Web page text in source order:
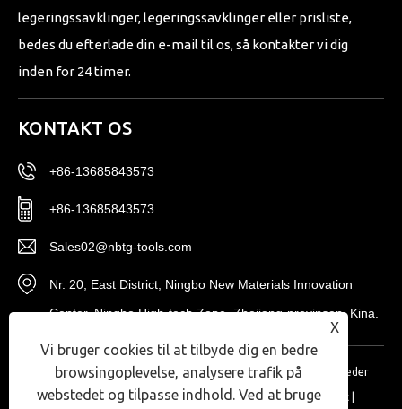
legeringssavklinger, legeringssavklinger eller prisliste,
bedes du efterlade din e-mail til os, så kontakter vi dig
inden for 24 timer.
KONTAKT OS
+86-13685843573
+86-13685843573
Sales02@nbtg-tools.com
Nr. 20, East District, Ningbo New Materials Innovation
Center, Ningbo High-tech Zone, Zhejiang-provinsen, Kina.
Copyright © 2024 Ningbo T-Win Imp.& Exp Co.,Ltd. Alle rettigheder
forbeholdes.Links|Sitemap|RSS| XML|Privatlivspolitik|
X
Vi bruger cookies til at tilbyde dig en bedre
browsingoplevelse, analysere trafik på
webstedet og tilpasse indhold. Ved at bruge